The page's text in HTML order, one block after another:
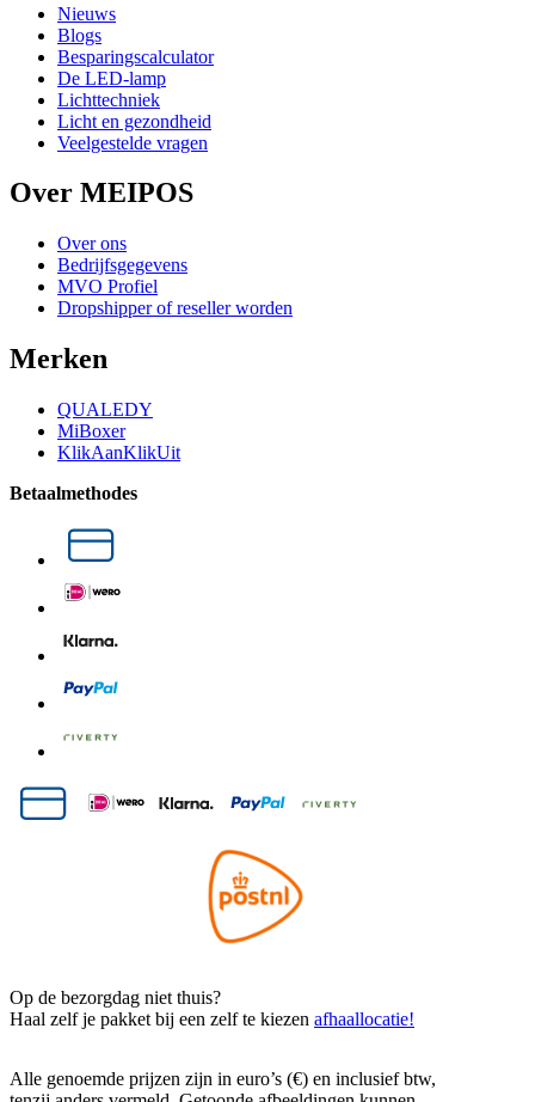
Nieuws
Blogs
Besparingscalculator
De LED-lamp
Lichttechniek
Licht en gezondheid
Veelgestelde vragen
Over MEIPOS
Over ons
Bedrijfsgegevens
MVO Profiel
Dropshipper of reseller worden
Merken
QUALEDY
MiBoxer
KlikAanKlikUit
Betaalmethodes
Op de bezorgdag niet thuis?
Haal zelf je pakket bij een zelf te kiezen afhaallocatie!
Alle genoemde prijzen zijn in euro’s (€) en inclusief btw,